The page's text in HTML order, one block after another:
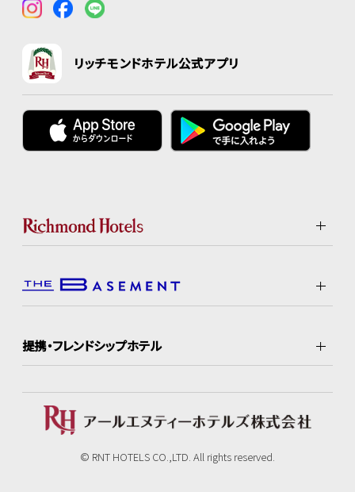
リッチモンドホテル公式アプリ
提携・フレンドシップホテル
© RNT HOTELS CO.,LTD. All rights reserved.